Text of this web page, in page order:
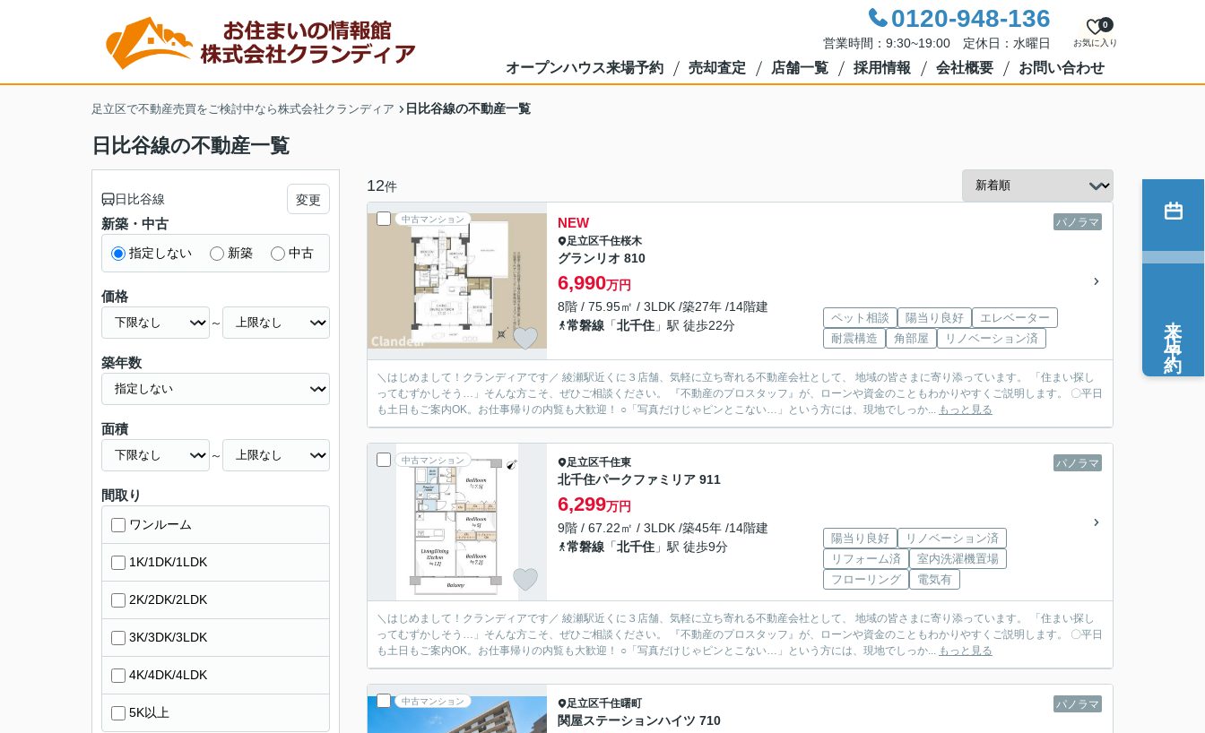
0120-948-136
営業時間：9:30~19:00 定休日：水曜日 お気に入り
0
オープンハウス来場予約 売却査定 店舗一覧 採用情報 会社概要 お問い合わせ
足立区で不動産売買をご検討中なら株式会社クランディア 日比谷線の不動産一覧
日比谷線の不動産一覧
12件
中古マンション パノラマ
NEW
足立区千住桜木
グランリオ 810
6,990万円
8階 / 75.95㎡ / 3LDK /築27年 /14階建
常磐線 「北千住 」駅 徒歩22分
ペット相談 陽当り良好
エレベーター
耐震構造
角部屋 リノベーション済
＼はじめまして！クランディアです／ 綾瀬駅近くに３店舗、気軽に立ち寄れる不動産会社として、 地域の皆さまに寄り添っています。 「住まい探し
ってむずかしそう…」そんな方こそ、ぜひご相談ください。 『不動産のプロスタッフ』が、ローンや資金のこともわかりやすくご説明します。 〇平日
も土日もご案内OK。お仕事帰りの内覧も大歓迎！ ○「写真だけじゃピンとこない…」という方には、現地でしっか... もっと見る
中古マンション パノラマ
足立区千住東
北千住パークファミリア 911
6,299万円
9階 / 67.22㎡ / 3LDK /築45年 /14階建
常磐線 「北千住 」駅 徒歩9分
陽当り良好
リノベーション済
リフォーム済
室内洗濯機置場
フローリング
電気有
＼はじめまして！クランディアです／ 綾瀬駅近くに３店舗、気軽に立ち寄れる不動産会社として、 地域の皆さまに寄り添っています。 「住まい探し
ってむずかしそう…」そんな方こそ、ぜひご相談ください。 『不動産のプロスタッフ』が、ローンや資金のこともわかりやすくご説明します。 〇平日
も土日もご案内OK。お仕事帰りの内覧も大歓迎！ ○「写真だけじゃピンとこない…」という方には、現地でしっか... もっと見る
中古マンション パノラマ
足立区千住曙町
関屋ステーションハイツ 710
日比谷線 変更
新築・中古
指定しない 新築 中古
価格
～
築年数
面積
～
間取り
ワンルーム
1K/1DK/1LDK
2K/2DK/2LDK
3K/3DK/3LDK
4K/4DK/4LDK
5K以上
来店予約